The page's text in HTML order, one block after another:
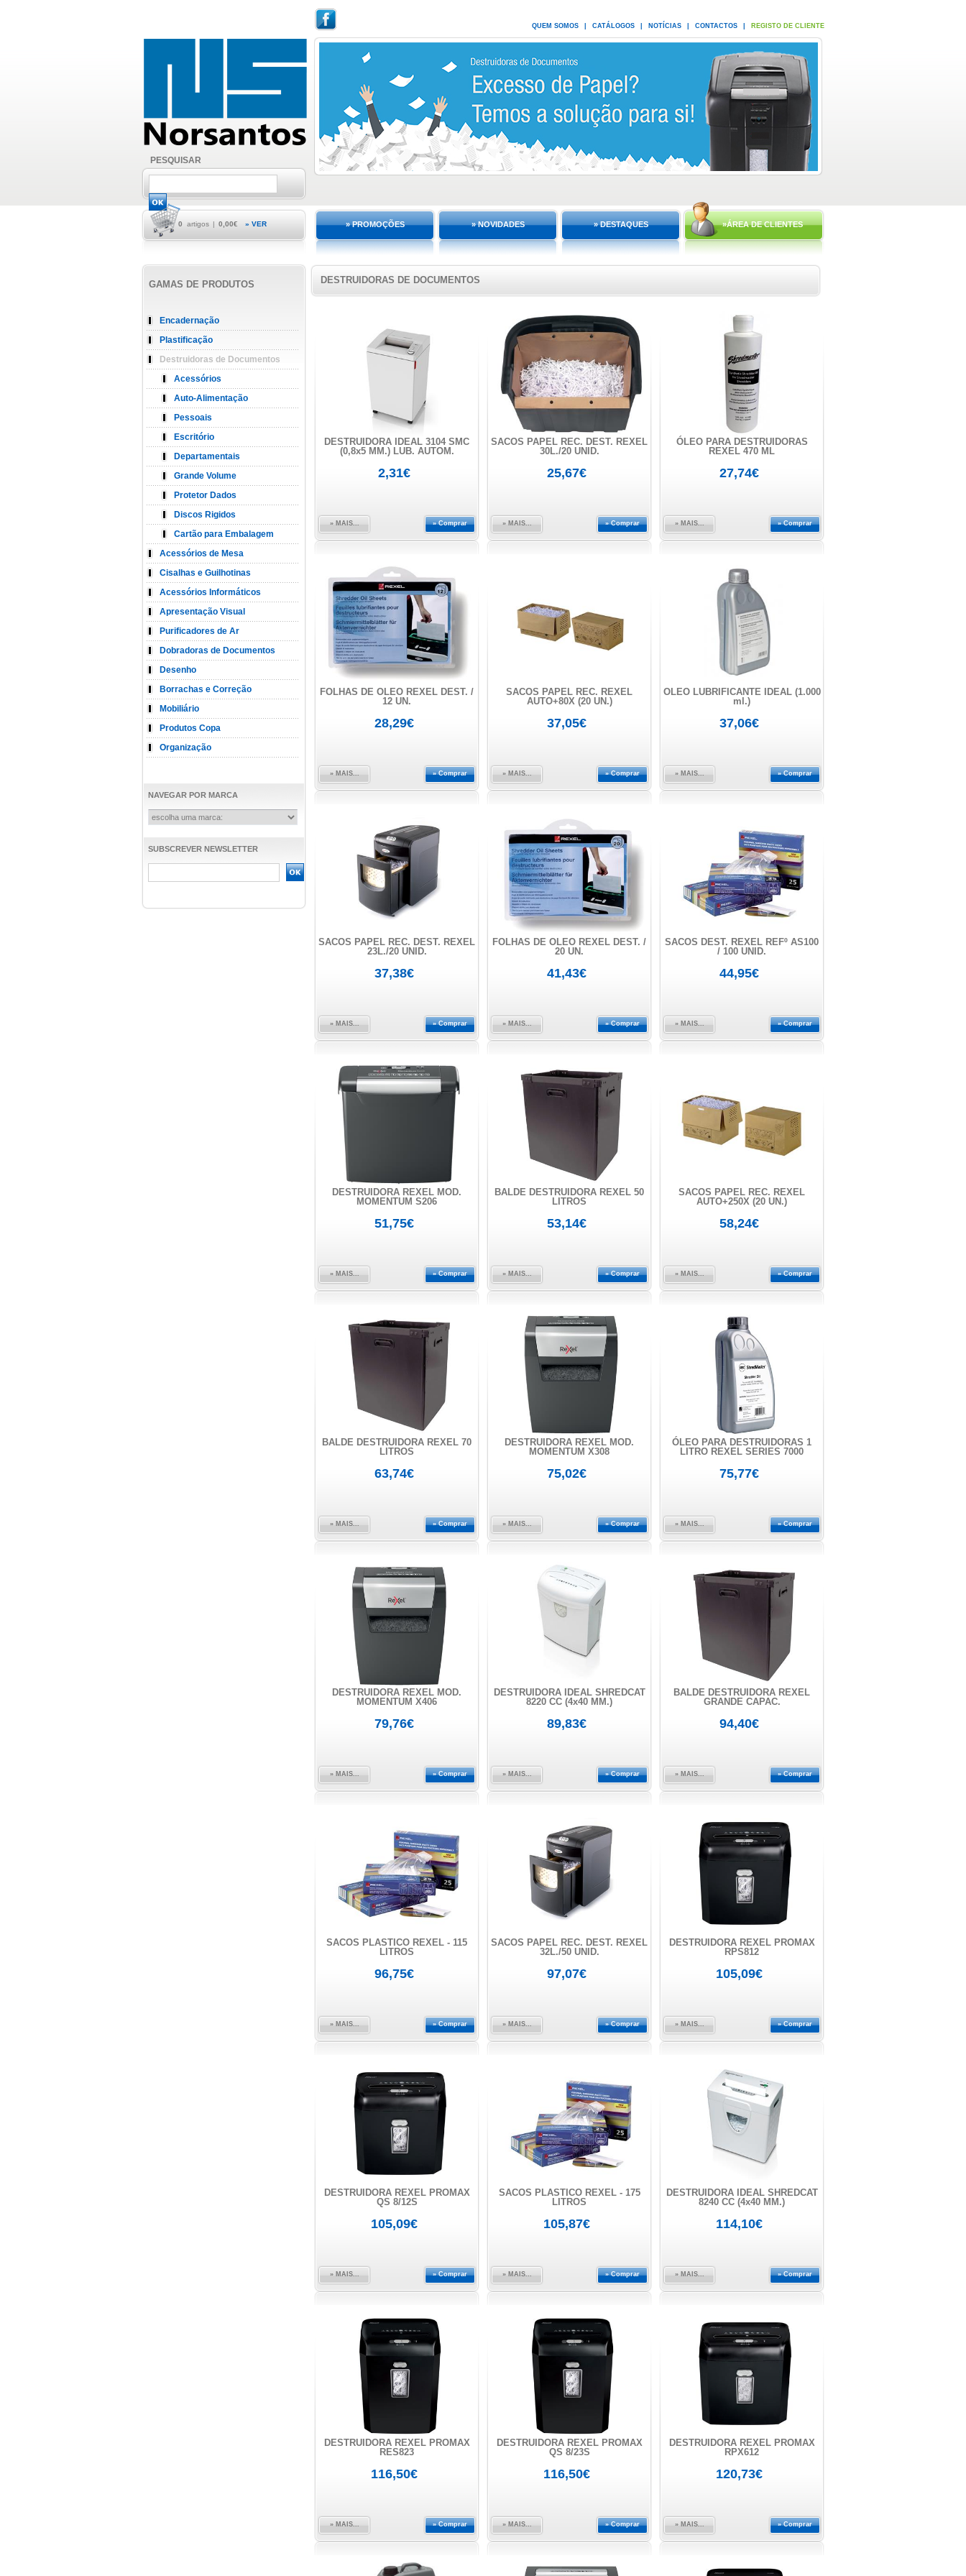
PESQUISAR
QUEM SOMOS CATÁLOGOS NOTÍCIAS CONTACTOS REGISTO DE CLIENTE
0 artigos | 0,00€ » VER » PROMOÇÕES » NOVIDADES » DESTAQUES »ÁREA DE CLIENTES
GAMAS DE PRODUTOS
Encadernação
Plastificação
Destruidoras de Documentos
Acessórios
Auto-Alimentação
Pessoais
Escritório
Departamentais
Grande Volume
Protetor Dados
Discos Rigidos
Cartão para Embalagem
Acessórios de Mesa
Cisalhas e Guilhotinas
Acessórios Informáticos
Apresentação Visual
Purificadores de Ar
Dobradoras de Documentos
Desenho
Borrachas e Correção
Mobiliário
Produtos Copa
Organização
NAVEGAR POR MARCA
SUBSCREVER NEWSLETTER
DESTRUIDORAS DE DOCUMENTOS
DESTRUIDORA IDEAL 3104 SMC
(0,8x5 MM.) LUB. AUTOM.
2,31€
» Comprar
» MAIS...
SACOS PAPEL REC. DEST. REXEL
30L./20 UNID.
25,67€
» Comprar
» MAIS...
ÓLEO PARA DESTRUIDORAS
REXEL 470 ML
27,74€
» Comprar
» MAIS...
FOLHAS DE ÓLEO REXEL DEST. /
12 UN.
28,29€
» Comprar
» MAIS...
SACOS PAPEL REC. REXEL
AUTO+80X (20 UN.)
37,05€
» Comprar
» MAIS...
OLEO LUBRIFICANTE IDEAL (1.000
ml.)
37,06€
» Comprar
» MAIS...
SACOS PAPEL REC. DEST. REXEL
23L./20 UNID.
37,38€
» Comprar
» MAIS...
FOLHAS DE ÓLEO REXEL DEST. /
20 UN.
41,43€
» Comprar
» MAIS...
SACOS DEST. REXEL REFº AS100
/ 100 UNID.
44,95€
» Comprar
» MAIS...
DESTRUIDORA REXEL MOD.
MOMENTUM S206
51,75€
» Comprar
» MAIS...
BALDE DESTRUIDORA REXEL 50
LITROS
53,14€
» Comprar
» MAIS...
SACOS PAPEL REC. REXEL
AUTO+250X (20 UN.)
58,24€
» Comprar
» MAIS...
BALDE DESTRUIDORA REXEL 70
LITROS
63,74€
» Comprar
» MAIS...
DESTRUIDORA REXEL MOD.
MOMENTUM X308
75,02€
» Comprar
» MAIS...
ÓLEO PARA DESTRUIDORAS 1
LITRO REXEL SERIES 7000
75,77€
» Comprar
» MAIS...
DESTRUIDORA REXEL MOD.
MOMENTUM X406
79,76€
» Comprar
» MAIS...
DESTRUIDORA IDEAL SHREDCAT
8220 CC (4x40 MM.)
89,83€
» Comprar
» MAIS...
BALDE DESTRUIDORA REXEL
GRANDE CAPAC.
94,40€
» Comprar
» MAIS...
SACOS PLÁSTICO REXEL - 115
LITROS
96,75€
» Comprar
» MAIS...
SACOS PAPEL REC. DEST. REXEL
32L./50 UNID.
97,07€
» Comprar
» MAIS...
DESTRUIDORA REXEL PROMAX
RPS812
105,09€
» Comprar
» MAIS...
DESTRUIDORA REXEL PROMAX
QS 8/12S
105,09€
» Comprar
» MAIS...
SACOS PLÁSTICO REXEL - 175
LITROS
105,87€
» Comprar
» MAIS...
DESTRUIDORA IDEAL SHREDCAT
8240 CC (4x40 MM.)
114,10€
» Comprar
» MAIS...
DESTRUIDORA REXEL PROMAX
RES823
116,50€
» Comprar
» MAIS...
DESTRUIDORA REXEL PROMAX
QS 8/23S
116,50€
» Comprar
» MAIS...
DESTRUIDORA REXEL PROMAX
RPX612
120,73€
» Comprar
» MAIS...